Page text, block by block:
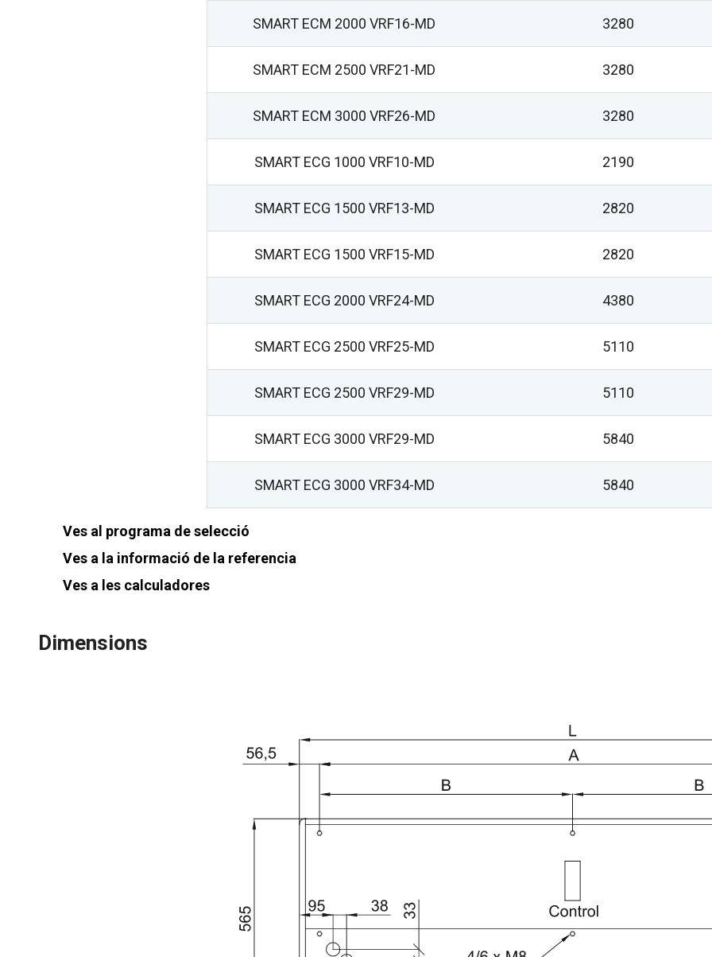
SMART ECM 2000 VRF16-MD 3280
SMART ECM 2500 VRF21-MD 3280
SMART ECM 3000 VRF26-MD 3280
SMART ECG 1000 VRF10-MD 2190
SMART ECG 1500 VRF13-MD 2820
SMART ECG 1500 VRF15-MD 2820
SMART ECG 2000 VRF24-MD 4380
SMART ECG 2500 VRF25-MD 5110
SMART ECG 2500 VRF29-MD 5110
SMART ECG 3000 VRF29-MD 5840
SMART ECG 3000 VRF34-MD 5840
Ves al programa de selecció
Ves a la informació de la referencia
Ves a les calculadores
Dimensions